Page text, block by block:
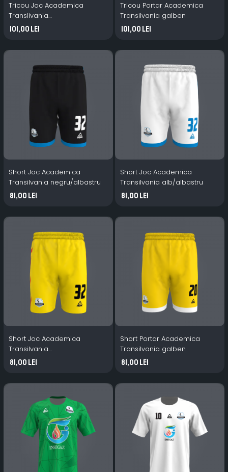
Tricou Joc Academica
Translivania
galben/portocaliu
101,00 Lei
Tricou Portar Academica
Transilvania galben
101,00 Lei
Short Joc Academica
Transilvania negru/albastru
81,00 Lei
Short Joc Academica
Transilvania alb/albastru
81,00 Lei
Short Joc Academica
Transilvania
galben/portocaliu
81,00 Lei
Short Portar Academica
Transilvania galben
81,00 Lei